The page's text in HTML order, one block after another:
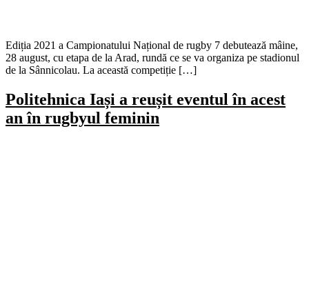
Ediția 2021 a Campionatului Național de rugby 7 debutează mâine,
28 august, cu etapa de la Arad, rundă ce se va organiza pe stadionul
de la Sânnicolau. La această competiție […]
Politehnica Iași a reușit eventul în acest
an în rugbyul feminin